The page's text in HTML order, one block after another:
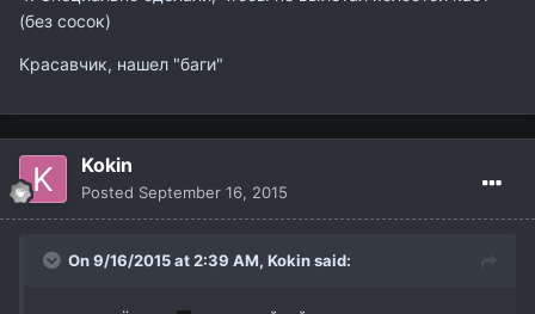
(без сосок)
Красавчик, нашел "баги"
Kokin
Posted September 16, 2015
On 9/16/2015 at 2:39 AM, Kokinsaid: